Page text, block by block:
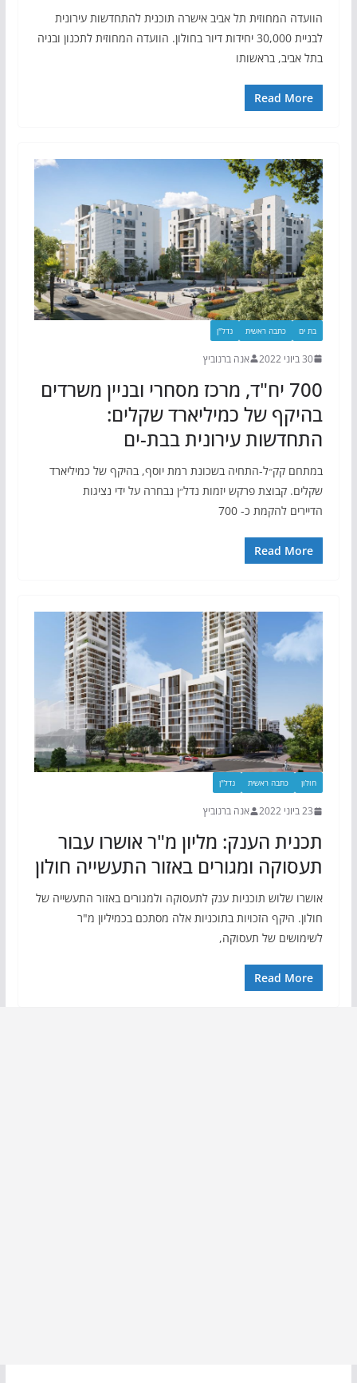
הוועדה המחוזית תל אביב אישרה תוכנית להתחדשות עירונית
לבניית 30,000 יחידות דיור בחולון. הוועדה המחוזית לתכנון ובניה
בתל אביב, בראשותו
Read More
בת ים כתבה ראשית נדל"ן
30 ביוני 2022 אנה ברנוביץ
700 יח"ד, מרכז מסחרי ובניין משרדים
בהיקף של כמיליארד שקלים:
התחדשות עירונית בבת-ים
במתחם קק״ל-התחיה בשכונת רמת יוסף, בהיקף של כמיליארד
שקלים. קבוצת פרקש יזמות נדל״ן נבחרה על ידי נציגות
הדיירים להקמת כ- 700
Read More
חולון כתבה ראשית נדל"ן
23 ביוני 2022 אנה ברנוביץ
תכנית הענק: מליון מ"ר אושרו עבור
תעסוקה ומגורים באזור התעשייה חולון
אושרו שלוש תוכניות ענק לתעסוקה ולמגורים באזור התעשייה של
חולון. היקף הזכויות בתוכניות אלה מסתכם בכמיליון מ"ר
לשימושים של תעסוקה,
Read More